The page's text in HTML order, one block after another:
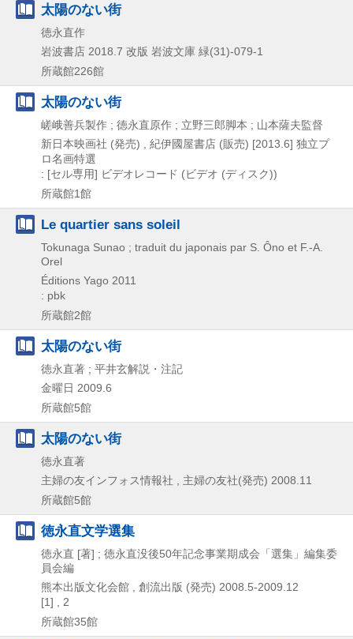
太陽のない街
徳永直作
岩波書店 2018.7 改版 岩波文庫 緑(31)-079-1
所蔵館226館
太陽のない街
嵯峨善兵製作 ; 徳永直原作 ; 立野三郎脚本 ; 山本薩夫監督
新日本映画社 (発売) , 紀伊國屋書店 (販売) [2013.6] 独立プ
ロ名画特選
: [セル専用] ビデオレコード (ビデオ (ディスク))
所蔵館1館
Le quartier sans soleil
Tokunaga Sunao ; traduit du japonais par S. Ôno et F.-A.
Orel
Éditions Yago 2011
: pbk
所蔵館2館
太陽のない街
徳永直著 ; 平井玄解説・注記
金曜日 2009.6
所蔵館5館
太陽のない街
徳永直著
主婦の友インフォス情報社 , 主婦の友社(発売) 2008.11
所蔵館5館
徳永直文学選集
徳永直 [著] ; 徳永直没後50年記念事業期成会「選集」編集委
員会編
熊本出版文化会館 , 創流出版 (発売) 2008.5-2009.12
[1] , 2
所蔵館35館